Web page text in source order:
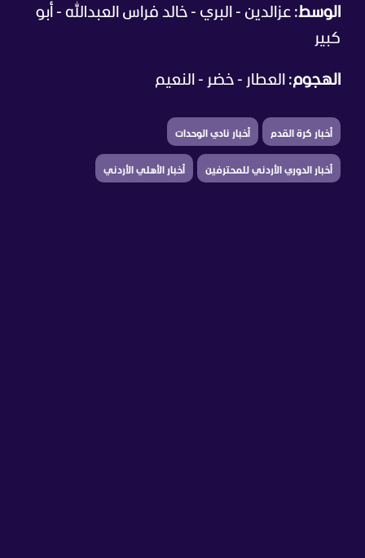
الوسط: عزالدين - البري - خالد فراس العبدالله - أبو
كبير
الهجوم: العطار - خضر - النعيم
أخبار كرة القدم أخبار نادي الوحدات
أخبار الدوري الأردني للمحترفين أخبار الأهلي الأردني